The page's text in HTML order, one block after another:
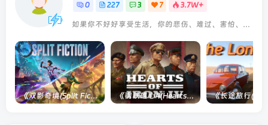
0 227 3 7 3.7W+
《双影奇境(Split Fiction)》单机版/联机版[v1.0 单机版/联机版] 《钢铁雄心4(Hearts of Iron IV)》单机版/联机版[v1.16.0 整合全部DLCs ]